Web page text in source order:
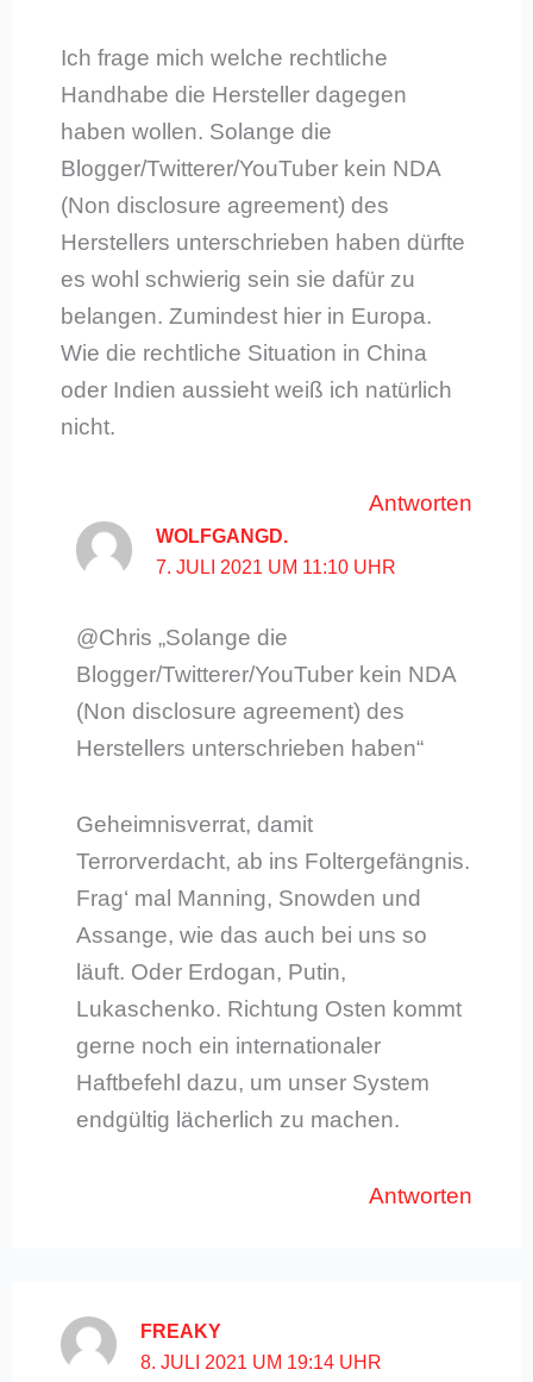
Ich frage mich welche rechtliche
Handhabe die Hersteller dagegen
haben wollen. Solange die
Blogger/Twitterer/YouTuber kein NDA
(Non disclosure agreement) des
Herstellers unterschrieben haben dürfte
es wohl schwierig sein sie dafür zu
belangen. Zumindest hier in Europa.
Wie die rechtliche Situation in China
oder Indien aussieht weiß ich natürlich
nicht.
Antworten
WOLFGANGD.
7. JULI 2021 UM 11:10 UHR
@Chris „Solange die
Blogger/Twitterer/YouTuber kein NDA
(Non disclosure agreement) des
Herstellers unterschrieben haben“
Geheimnisverrat, damit
Terrorverdacht, ab ins Foltergefängnis.
Frag‘ mal Manning, Snowden und
Assange, wie das auch bei uns so
läuft. Oder Erdogan, Putin,
Lukaschenko. Richtung Osten kommt
gerne noch ein internationaler
Haftbefehl dazu, um unser System
endgültig lächerlich zu machen.
Antworten
FREAKY
8. JULI 2021 UM 19:14 UHR